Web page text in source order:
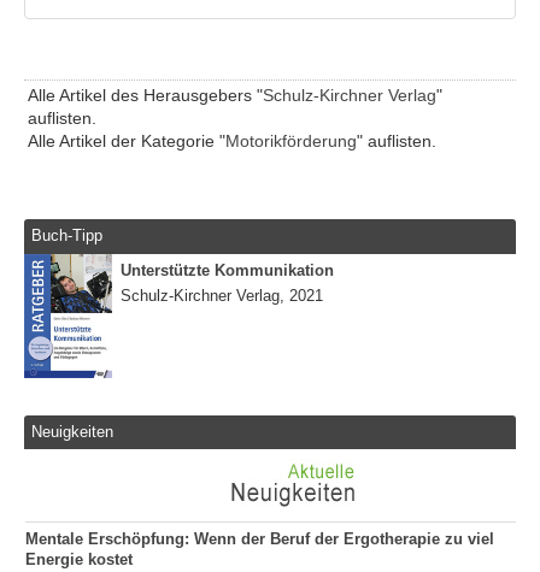
Alle Artikel des Herausgebers "Schulz-Kirchner Verlag"
auflisten.
Alle Artikel der Kategorie "Motorikförderung" auflisten.
Buch-Tipp
Unterstützte Kommunikation
Schulz-Kirchner Verlag, 2021
Neuigkeiten
Mentale Erschöpfung: Wenn der Beruf der Ergotherapie zu viel
Energie kostet